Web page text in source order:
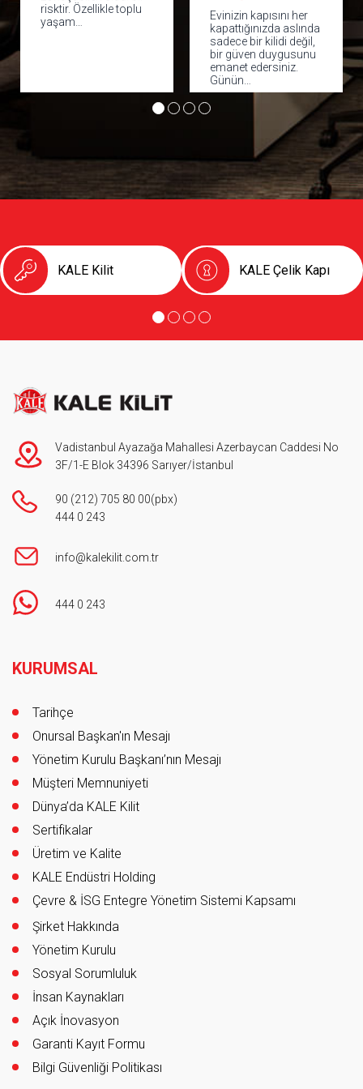
Evinizin kapısını her
kapattığınızda aslında
sadece bir kilidi değil,
bir güven duygusunu
Evimizin ya da iş
yerimizin
kapıda başlar.
çelik kapı;
karşı caydırıcılık,
KALE Kilit KALE Çelik Kapı
Vadistanbul Ayazağa Mahallesi Azerbaycan Caddesi No
3F/1-E Blok 34396 Sarıyer/İstanbul
90 (212) 705 80 00(pbx)
444 0 243
info@kalekilit.com.tr
444 0 243
KURUMSAL
Tarihçe
Onursal Başkan'ın Mesajı
Yönetim Kurulu Başkanı’nın Mesajı
Müşteri Memnuniyeti
Dünya’da KALE Kilit
Sertifikalar
Üretim ve Kalite
KALE Endüstri Holding
Çevre & İSG Entegre Yönetim Sistemi Kapsamı
Şirket Hakkında
Yönetim Kurulu
Sosyal Sorumluluk
İnsan Kaynakları
Açık İnovasyon
Garanti Kayıt Formu
Bilgi Güvenliği Politikası